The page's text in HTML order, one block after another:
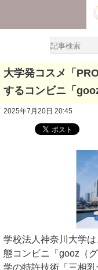
大学発コスメ「
するコンビニ「
2025年7月20日 20:45
学校法人神奈川大学
態コンビニ「gooz（
学の特許技術「三相